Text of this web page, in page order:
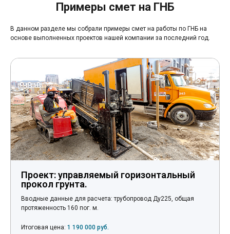
Примеры смет на ГНБ
В данном разделе мы собрали примеры смет на работы по ГНБ на
основе выполненных проектов нашей компании за последний год.
Проект: управляемый горизонтальный
прокол грунта.
Вводные данные для расчета: трубопровод Ду225, общая
протяженность 160 пог. м.
Итоговая цена: 1 190 000 руб.